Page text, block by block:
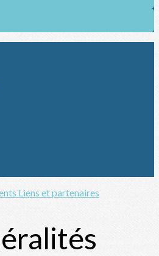
Liens et partenaires